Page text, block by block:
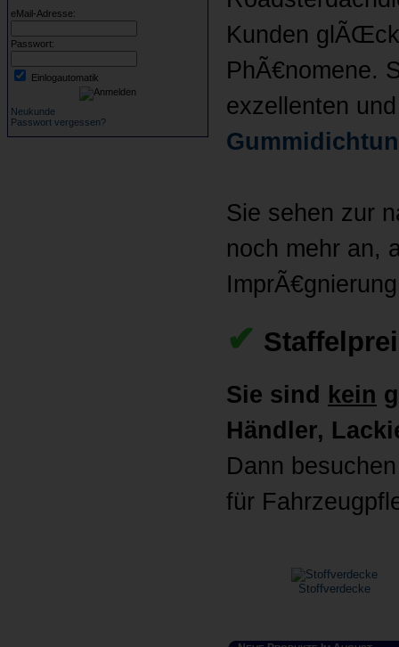
eMail-Adresse:
Passwort:
Einlogautomatik
Neukunde
Passwort vergessen?
Kunden
PhÃ€nomene.
exzellenten
Sie sehen zur
noch mehr an,
✔
Sie sind kein
Händler,
Dann
für
Stoffverdecke